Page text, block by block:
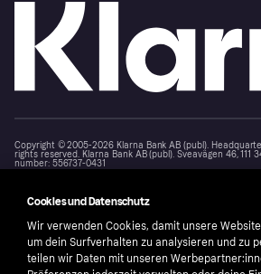
Copyright © 2005-2026 Klarna Bank AB (publ).
rights reserved. Klarna Bank AB (publ). Sveavägen 46, 111
number: 556737-0431
Nutzungsbedingungen
Cookies und Datenschutz
Wir verwenden Cookies, damit unsere
um dein Surfverhalten zu analysieren und zu
teilen wir Daten mit unseren